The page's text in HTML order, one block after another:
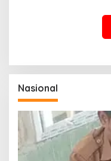
Nasional